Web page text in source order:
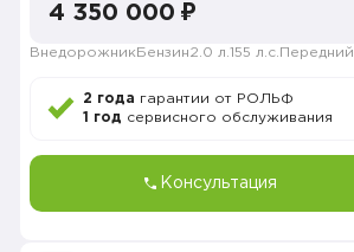
4 350 000 ₽
Внедорожник Бензин2.0 л. 155 л.с. Передний
2 года гарантии от РОЛЬФ
1 год сервисного обслуживания
Консультация